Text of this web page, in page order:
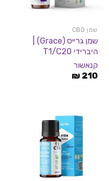
שמן CBD
שמן גרייס (Grace) |
היברידי T1/C20
קנאשור
210
₪